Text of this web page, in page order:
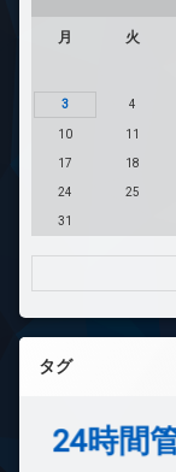
月 火
3 4
10 11
17 18
24 25
31
タグ
24時間